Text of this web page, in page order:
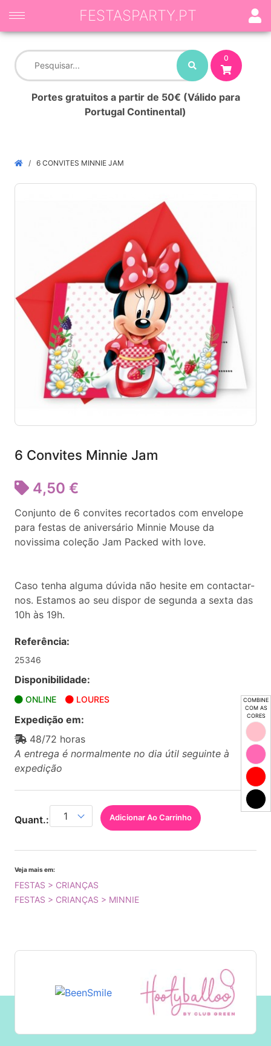
COMBINE
COM AS
CORES
0
Portes gratuitos a partir de 50€ (Válido para
Portugal Continental)
FESTASPARTY.PT
6 CONVITES MINNIE JAM
6 Convites Minnie Jam
4,50 €
Conjunto de 6 convites recortados com envelope
para festas de aniversário Minnie Mouse da
novissima coleção Jam Packed with love.
Caso tenha alguma dúvida não hesite em contactar-
nos. Estamos ao seu dispor de segunda a sexta das
10h às 19h.
Referência:
25346
Disponibilidade:
ONLINE LOURES
Expedição em:
48/72 horas
A entrega é normalmente no dia útil seguinte à
expedição
Quant.: Adicionar Ao Carrinho
Veja mais em:
FESTAS > CRIANÇAS
FESTAS > CRIANÇAS > MINNIE